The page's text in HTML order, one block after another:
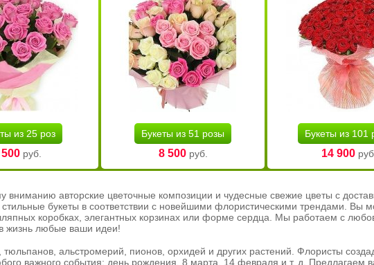
из 25 роз
руб.
Букеты из 51 розы
8 500руб.
Букеты из 101
14 900руб.
вниманию авторские цветочные композиции и чудесные свежие цветы с
букеты в соответствии с новейшими флористическими трендами. Вы
коробках, элегантных корзинах или форме сердца. Мы работаем с
жизнь любые ваши идеи!
тюльпанов, альстромерий, пионов, орхидей и других растений. Флористы
важного события: день рождения, 8 марта, 14 февраля и т. д. Предлагаем